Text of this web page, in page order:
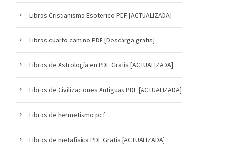
Libros Cristianismo Esoterico PDF [ACTUALIZADA]
Libros cuarto camino PDF [Descarga gratis]
Libros de Astrología en PDF Gratis [ACTUALIZADA]
Libros de Civilizaciones Antiguas PDF [ACTUALIZADA]
Libros de hermetismo pdf
Libros de metafisica PDF Gratis [ACTUALIZADA]